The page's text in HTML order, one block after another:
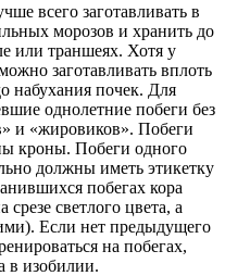
всего заготавливать в
морозов и хранить до
или траншеях. Хотя у
заготавливать вплоть
набухания почек. Для
однолетние побеги без
и «жировиков». Побеги
кроны. Побеги одного
должны иметь этикетку
побегах кора
светлого цвета, а
Если нет предыдущего
на побегах,
в изобилии.